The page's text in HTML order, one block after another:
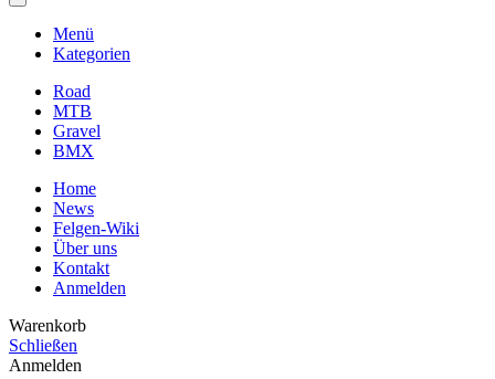
Menü
Kategorien
Road
MTB
Gravel
BMX
Home
News
Felgen-Wiki
Über uns
Kontakt
Anmelden
Warenkorb
Schließen
Anmelden